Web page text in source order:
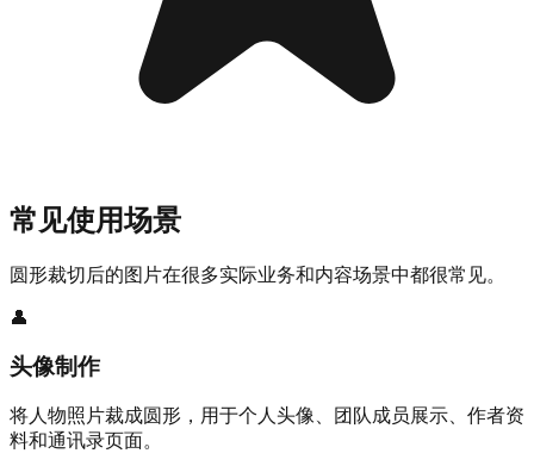
常见使用场景
圆形裁切后的图片在很多实际业务和内容场景中都很常见。
👤
头像制作
将人物照片裁成圆形，用于个人头像、团队成员展示、作者资
料和通讯录页面。